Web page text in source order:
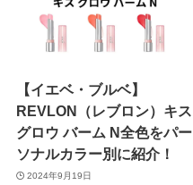
【イエベ・ブルベ】
REVLON（レブロン）キス
グロウ バーム N全色をパー
ソナルカラー別に紹介！
2024年9月19日